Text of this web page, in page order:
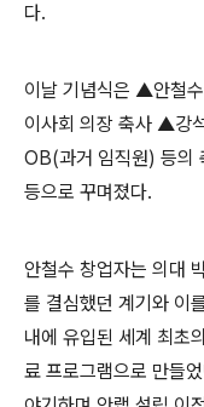
다.
이날 기념식은 ▲안철
이사회 의장 축사 ▲강
OB(과거 임직원) 등의
등으로 꾸며졌다.
안철수 창업자는 의대
를 결심했던 계기와 이
내에 유입된 세계 최초
료 프로그램으로 만들